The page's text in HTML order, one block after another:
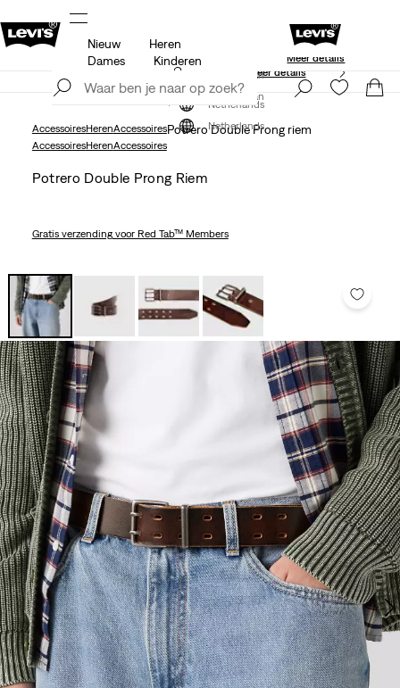
Meer details
Gratis verzending voor Levi’s® Red Tab™
Meer details
Meld je nu aan
Netherlands
Nieuw
Heren
Dames
Kinderen
Update verzend- en retourbeleid
Meer details
Meld je nu aan
Netherlands
AccessoiresHerenAccessoiresPotrero Double Prong riem
AccessoiresHerenAccessoires
Potrero Double Prong Riem
Gratis verzendingvoor Red Tab™ Members